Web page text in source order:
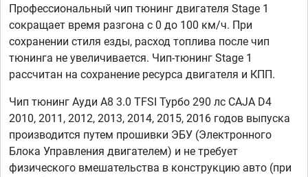
Профессиональный чип тюнинг двигателя Stage 1
сокращает время разгона с 0 до 100 км/ч. При
сохранении стиля езды, расход топлива после чип
тюнинга не увеличивается. Чип-тюнинг Stage 1
рассчитан на сохранение ресурса двигателя и КПП.
Чип тюнинг Ауди А8 3.0 TFSI Турбо 290 лс CAJA D4
2010, 2011, 2012, 2013, 2014, 2015, 2016 годов выпуска
производится путем прошивки ЭБУ (Электронного
Блока Управления двигателем) и не требует
физического вмешательства в конструкцию авто (при